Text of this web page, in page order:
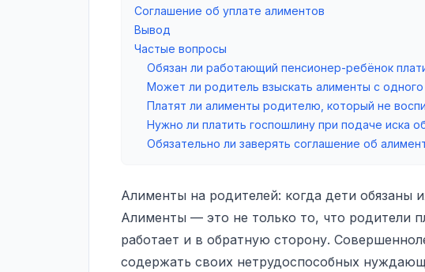
Соглашение об уплате алиментов
Вывод
Частые вопросы
Обязан ли работающий пенсионер-ребёнок
Может ли родитель взыскать алименты с
Платят ли алименты родителю, который не
Нужно ли платить госпошлину при подаче иска
Обязательно ли заверять соглашение об
Алименты на родителей: когда дети обязаны
Алименты — это не только то, что родители
работает и в обратную сторону.
содержать своих нетрудоспособных